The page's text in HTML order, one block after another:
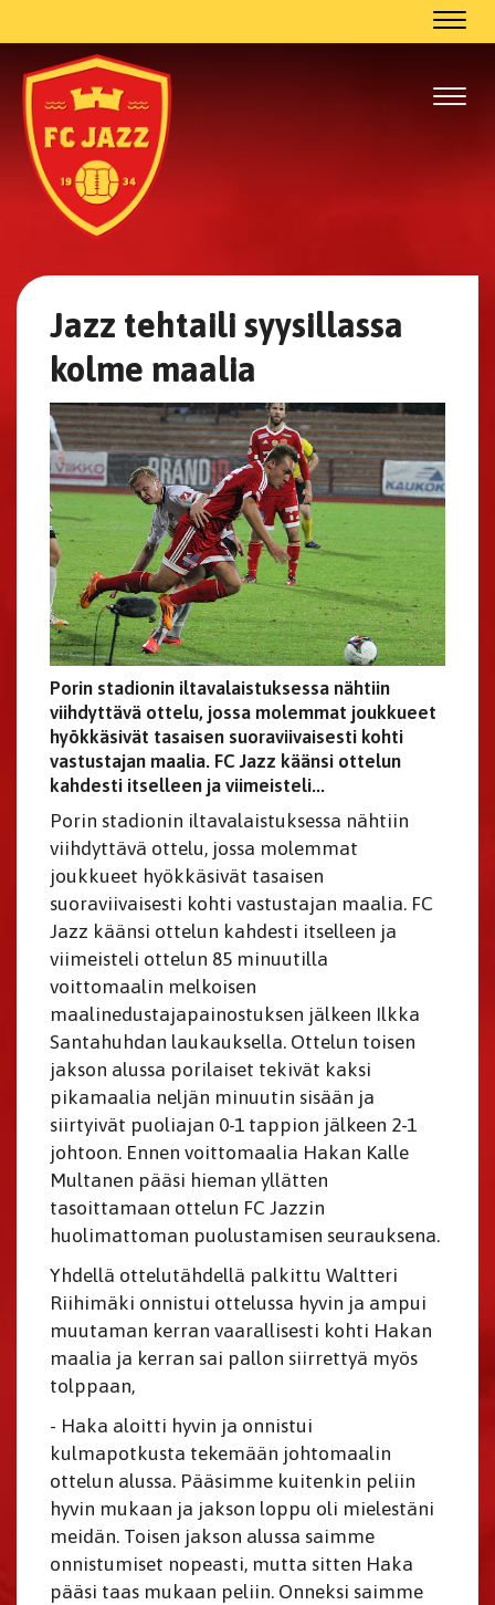
Jazz tehtaili syysillassa
kolme maalia
Porin stadionin iltavalaistuksessa nähtiin
viihdyttävä ottelu, jossa molemmat joukkueet
hyökkäsivät tasaisen suoraviivaisesti kohti
vastustajan maalia. FC Jazz käänsi ottelun
kahdesti itselleen ja viimeisteli...
Porin stadionin iltavalaistuksessa nähtiin
viihdyttävä ottelu, jossa molemmat
joukkueet hyökkäsivät tasaisen
suoraviivaisesti kohti vastustajan maalia. FC
Jazz käänsi ottelun kahdesti itselleen ja
viimeisteli ottelun 85 minuutilla
voittomaalin melkoisen
maalinedustajapainostuksen jälkeen Ilkka
Santahuhdan laukauksella. Ottelun toisen
jakson alussa porilaiset tekivät kaksi
pikamaalia neljän minuutin sisään ja
siirtyivät puoliajan 0-1 tappion jälkeen 2-1
johtoon. Ennen voittomaalia Hakan Kalle
Multanen pääsi hieman yllätten
tasoittamaan ottelun FC Jazzin
huolimattoman puolustamisen seurauksena.
Yhdellä ottelutähdellä palkittu Waltteri
Riihimäki onnistui ottelussa hyvin ja ampui
muutaman kerran vaarallisesti kohti Hakan
maalia ja kerran sai pallon siirrettyä myös
tolppaan,
- Haka aloitti hyvin ja onnistui
kulmapotkusta tekemään johtomaalin
ottelun alussa. Pääsimme kuitenkin peliin
hyvin mukaan ja jakson loppu oli mielestäni
meidän. Toisen jakson alussa saimme
onnistumiset nopeasti, mutta sitten Haka
pääsi taas mukaan peliin. Onneksi saimme